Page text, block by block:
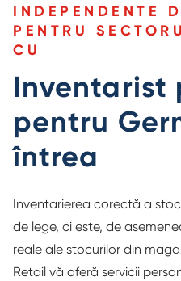
INDEPENDENTE
PENTRU
CU
Inventarist
pentru
întrea
Inventarierea corectă a
de lege, ci este, de
reale ale stocurilor din
Retail vă oferă servicii